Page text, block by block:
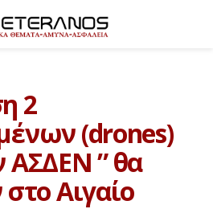
2
(drones)
ΑΣΔΕΝ ” θα
Αιγαίο